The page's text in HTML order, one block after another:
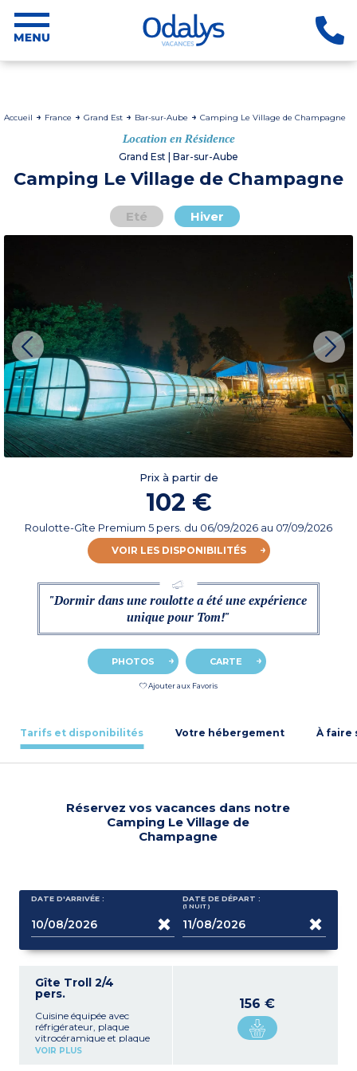
Accueil France Grand Est Bar-sur-Aube Camping Le Village de Champagne
Location en Résidence
Grand Est | Bar-sur-Aube
Camping Le Village de Champagne
Eté Hiver
Prix à partir de
102 €
Roulotte-Gîte Premium 5 pers. du 06/09/2026 au 07/09/2026
VOIR LES DISPONIBILITÉS
"Dormir dans une roulotte a été une expérience
unique pour Tom!"
PHOTOS CARTE
Ajouter aux Favoris
Tarifs et disponibilités Votre hébergement À faire
Réservez vos vacances dans notre
Camping Le Village de
Champagne
DATE D'ARRIVÉE : DATE DE DÉPART :
(1 NUIT )
Gîte Troll 2/4
pers.
Cuisine équipée avec
réfrigérateur, plaque
vitrocéramique et plaque
électrique, micro-ondes,
VOIR PLUS
156 €